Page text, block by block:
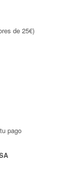
de 25€)
pago